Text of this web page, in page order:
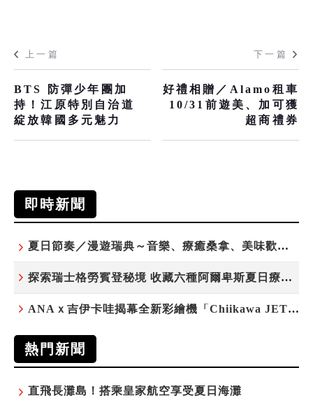
上一篇
BTS 防彈少年團加
持！江原特別自治道
綻放韓國多元魅力
下一篇
好禮相贈／Alamo租車
10/31前遊美、加可獲
超商禮券
即時新聞
夏日節奏／漫遊瑞典～音樂、療癒桑拿、美味歡樂螯蝦節
探索瑞士格勞賓登秘境 收藏六種阿爾卑斯夏日療癒之旅
ANAｘ吉伊卡哇揭幕全新彩繪機「Chiikawa JET」
熱門新聞
直飛長灘島！搭乘皇家航空享受夏日海灘